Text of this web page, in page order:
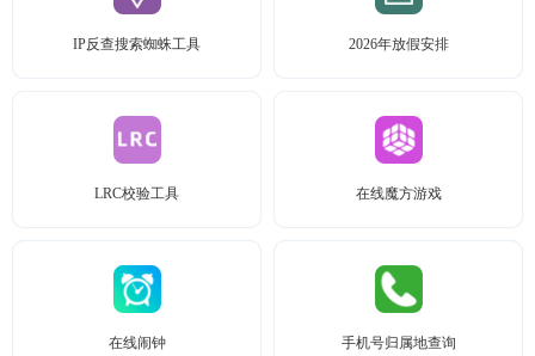
IP反查搜索蜘蛛工具 2026年放假安排
LRC校验工具 在线魔方游戏
在线闹钟 手机号归属地查询